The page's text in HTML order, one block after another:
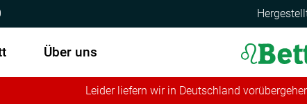
Über uns
Leider liefern wir in Deutschland